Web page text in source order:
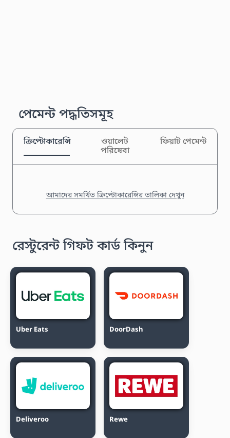
পেমেন্ট পদ্ধতিসমূহ
ক্রিপ্টোকারেন্সি
ওয়ালেট
পরিষেবা
ফিয়াট পেমেন্ট
আমাদের সমর্থিত ক্রিপ্টোকারেন্সির তালিকা দেখুন
রেস্টুরেন্ট গিফট কার্ড কিনুন
Uber Eats DoorDash
Deliveroo Rewe